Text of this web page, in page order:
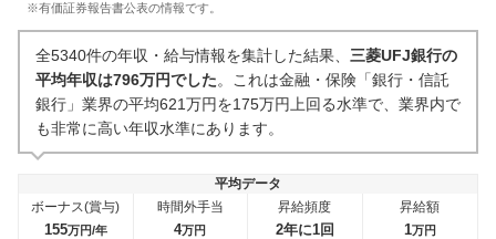
※有価証券報告書公表の情報です。
全5340件の年収・給与情報を集計した結果、 三菱UFJ銀行の
平均年収は796万円でした。これは金融・保険「銀行・信託
銀行」業界の平均621万円を175万円上回る水準で、業界内で
も非常に高い年収水準にあります。
平均データ
ボーナス(賞与)
155万円/年
時間外手当
4万円
昇給頻度
2年に1回
昇給額
1万円